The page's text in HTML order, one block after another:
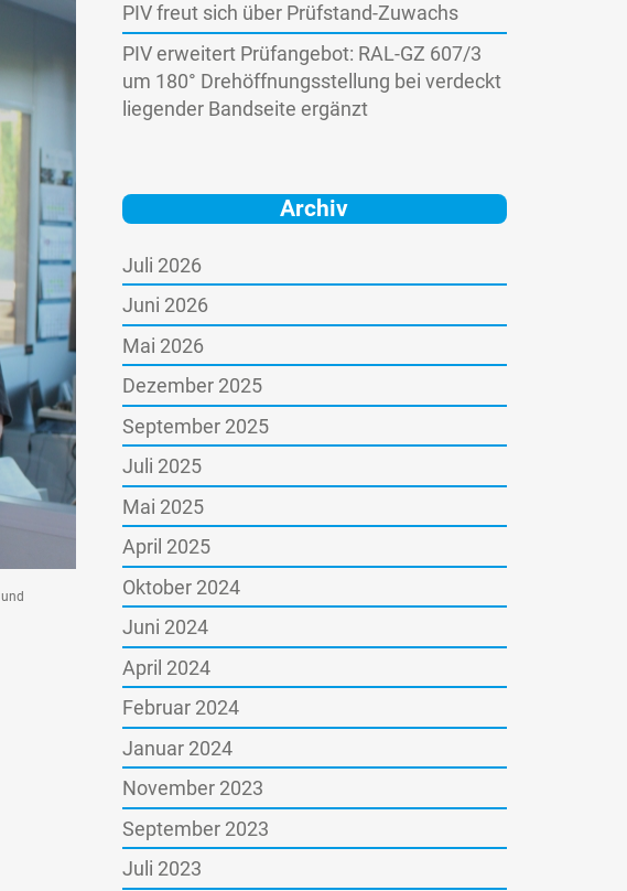
PIV freut sich über Prüfstand-Zuwachs
PIV erweitert Prüfangebot: RAL-GZ 607/3
um 180° Drehöffnungsstellung bei verdeckt
liegender Bandseite ergänzt
Archiv
Juli 2026
Juni 2026
Mai 2026
Dezember 2025
September 2025
Juli 2025
Mai 2025
April 2025
Oktober 2024
Juni 2024
April 2024
Februar 2024
Januar 2024
November 2023
September 2023
Juli 2023